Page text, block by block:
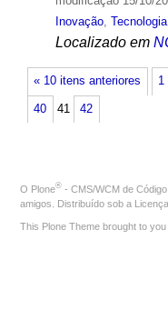
Inovação, Tecnologia
Localizado em
« 10 itens anteriores 1
40 41 42
O Plone® - CMS/WCM de
amigos. Distribuído sob a
This Plone Theme brought to